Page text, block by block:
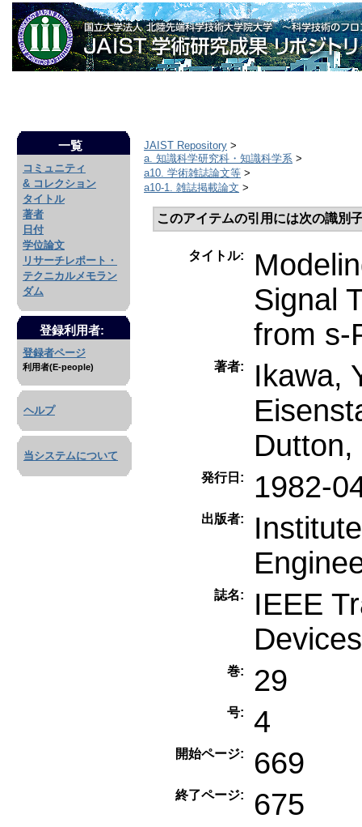
一覧
コミュニティ
& コレクション
タイトル
著者
日付
学位論文
リサーチレポート・
テクニカルメモラン
ダム
登録利用者:
登録者ページ
利用者(E-people)
ヘルプ
当システムについて
JAIST Repository >
a. 知識科学研究科・知識科学系 >
a10. 学術雑誌論文等 >
a10-1. 雑誌掲載論文 >
このアイテムの引用には次の識別
タイトル:
Signal
from s-
著者:
Ikawa,
発行日: 1982-
出版者:
誌名:
IEEE
Devices
巻: 29
号: 4
開始ページ: 669
終了ページ: 675